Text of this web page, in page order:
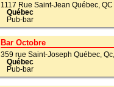
1117 Rue Saint-Jean Québec,
Québec
Pub-bar
Bar Octobre
359 rue Saint-Joseph Québec,
Québec
Pub-bar